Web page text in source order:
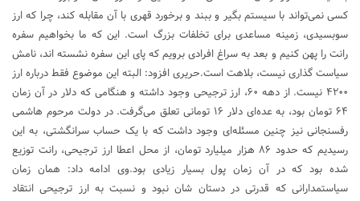
کسی نمی‌تواند با سیستم بگیر و ببند و برخورد قهری با آن مقابله کند، چرا که ارز
سوبسیدی، زمینه مساعدی برای تخلفات بزرگ است. این که ما بخواهیم سفره
رانت را پهن کنیم و بعد به سراغ افرادی برویم که پای این سفره نشسته اند، نامش
سیاست گذاری نیست، بلاهت است.حریری افزود: البته این موضوع فقط درباره ارز
۴۲۰۰ نیست. از دهه ۶۰، ارز ترجیحی وجود داشته و هنگامی که دلار در آن زمان
۶۴ تومان بود، به عده‌ای دلار ۱۶ تومانی تعلق می‌گرفت. در دولت مرحوم هاشمی
رفسنجانی نیز چنین مسئله‌ای وجود داشت که با یک حساب سرانگشتی، به این
رسیدیم که حدود ۸۶ هزار میلیارد تومان، از محل اعطا ارز ترجیحی، رانت توزیع
شده بود که در آن زمان پول بسیار زیادی بود.وی ادامه داد: همان زمان
سیاستمدارانی که قدرتی در دستان شان نبود و نسبت به ارز ترجیحی انتقاد